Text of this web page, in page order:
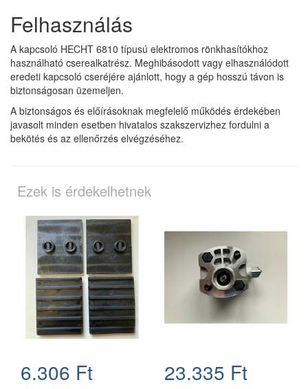
Felhasználás
A kapcsoló HECHT 6810 típusú elektromos rönkhasítókhoz
használható cserealkatrész. Meghibásodott vagy elhasználódott
eredeti kapcsoló cseréjére ajánlott, hogy a gép hosszú távon is
biztonságosan üzemeljen.
A biztonságos és előírásoknak megfelelő működés érdekében
javasolt minden esetben hivatalos szakszervizhez fordulni a
bekötés és az ellenőrzés elvégzéséhez.
Ezek is érdekelhetnek
6.306 Ft 23.335 Ft